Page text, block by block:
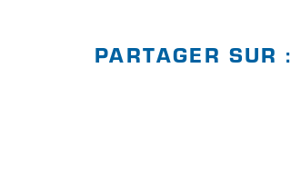
PARTAGER SUR :